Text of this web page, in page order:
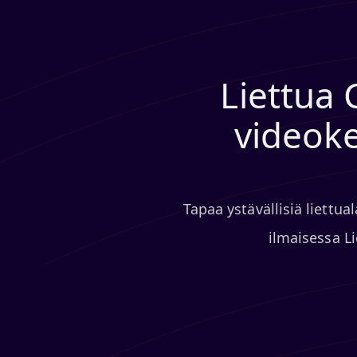
Liettua
Tapaa ystävällisiä
ilmaisessa